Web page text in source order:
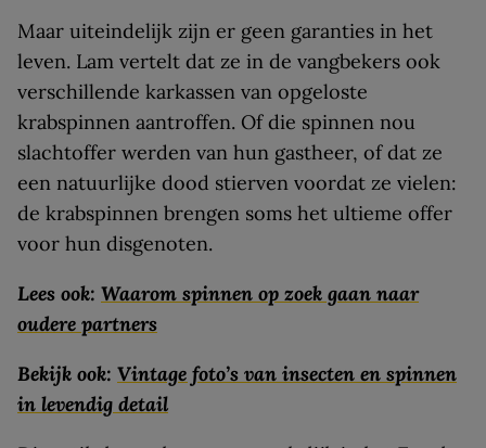
Maar uiteindelijk zijn er geen garanties in het
leven. Lam vertelt dat ze in de vangbekers ook
verschillende karkassen van opgeloste
krabspinnen aantroffen. Of die spinnen nou
slachtoffer werden van hun gastheer, of dat ze
een natuurlijke dood stierven voordat ze vielen:
de krabspinnen brengen soms het ultieme offer
voor hun disgenoten.
Lees ook: Waarom spinnen op zoek gaan naar
oudere partners
Bekijk ook: Vintage foto’s van insecten en spinnen
in levendig detail